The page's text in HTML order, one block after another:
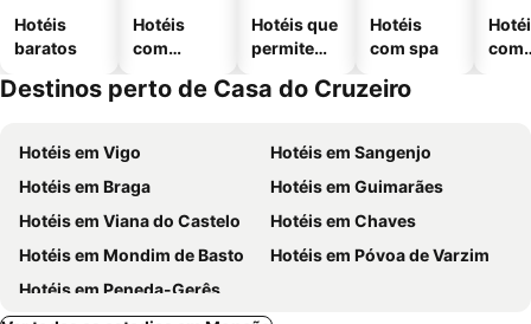
Hotéis
baratos
Hotéis
com
Hotéis que
permitem
Hotéis
com spa
com
Destinos perto de Casa do Cruzeiro
Hotéis em Vigo
Hotéis em Sangenjo
Hotéis em Braga
Hotéis em Guimarães
Hotéis em Viana do Castelo
Hotéis em Chaves
Hotéis em Mondim de Basto
Hotéis em Póvoa de Varzim
Hotéis em Peneda-Gerês